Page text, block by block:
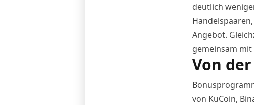
deutlich
Angebot.
gemeinsam
Von
von KuCoin,